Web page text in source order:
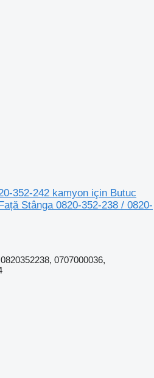
352-242 kamyon için Butuc
Stânga 0820-352-238 / 0820-
0707000036,